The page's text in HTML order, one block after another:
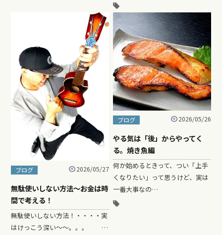
ブログ 2026/05/27
無駄使いしない方法〜お金は時
間で考える！
無駄使いしない方法！・・・・実
はけっこう深い～～。。。 …
ブログ 2026/05/26
やる気は「後」からやってく
る。焼き魚編
何か始めるときって、つい「上手
くなりたい」って思うけど、実は
一番大事なの…